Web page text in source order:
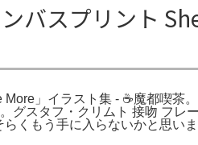
バスプリント
」イラスト集 - ☕️魔都喫
グスタフ・クリムト 接吻 フレ
くもう手に入らないかと思い